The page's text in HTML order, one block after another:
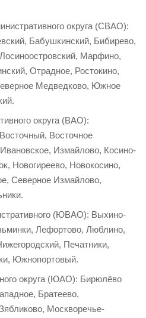
округа (СВАО):
Бабушкинский, Бибирево,
Марфино,
Отрадное, Ростокино,
Медведково, Южное
округа (ВАО):
Восточное
Измайлово, Косино-
Новогиреево, Новокосино,
Северное Измайлово,
(ЮВАО): Выхино-
Лефортово, Люблино,
Печатники,
Южнопортовый.
округа (ЮАО): Бирюлёво
Братеево,
Москворечье-